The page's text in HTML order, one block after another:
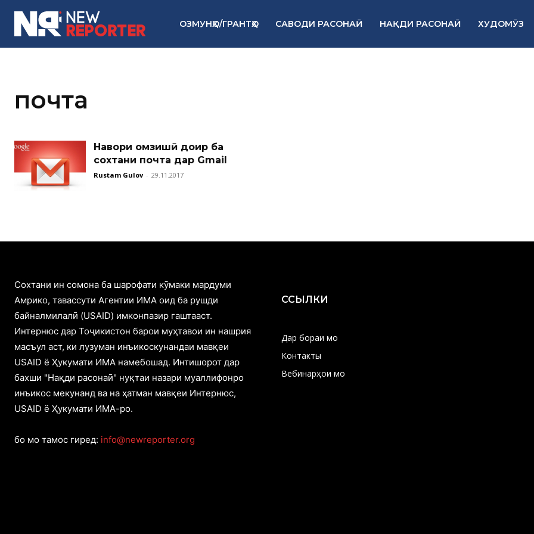
ОЗМУНҲО/ГРАНТҲО САВОДИ РАСОНАӢ НАҚДИ РАСОНАӢ ХУДОМӮЗ
почта
Навори омӯзишӣ доир ба
сохтани почта дар Gmail
Rustam Gulov - 29.11.2017
Cохтани ин сомона ба шарофати кӯмаки мардуми
Амрико, тавассути Агентии ИМА оид ба рушди
байналмилалӣ (USAID) имконпазир гаштааст.
Интернюс дар Тоҷикистон барои муҳтавои ин нашрия
масъул аст, ки лузуман инъикоскунандаи мавқеи
USAID ё Ҳукумати ИМА намебошад. Интишорот дар
бахши "Нақди расонаӣ" нуқтаи назари муаллифонро
инъикос мекунанд ва на ҳатман мавқеи Интернюс,
USAID ё Ҳукумати ИМА-ро.
бо мо тамос гиред: info@newreporter.org
ССЫЛКИ
Дар бораи мо
Контакты
Вебинарҳои мо